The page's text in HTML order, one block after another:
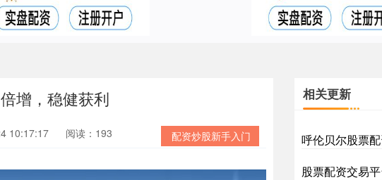
增，稳健获利
配资炒股新手入门
10:17:17 阅读：193
相关更新
呼伦贝尔股票
股票配资交易